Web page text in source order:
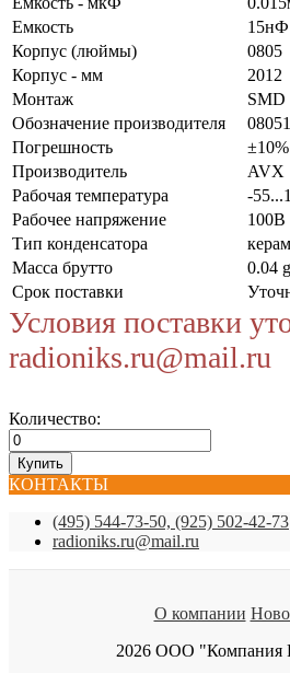
Емкость
15нФ
Корпус (люймы)
0805
Корпус - мм
2012
Монтаж
SMD
Обозначение производителя
Погрешность
±10%
Производитель
AVX
Рабочая температура
-
Рабочее напряжение
100В
Тип конденсатора
Масса брутто
0.04 g
Срок поставки
Условия поставки
radioniks.ru@mail.ru
Количество:
КОНТАКТЫ
(495) 544-73-50, (925) 502-42-73
radioniks.ru@mail.ru
О компании
2026 ООО "Компания